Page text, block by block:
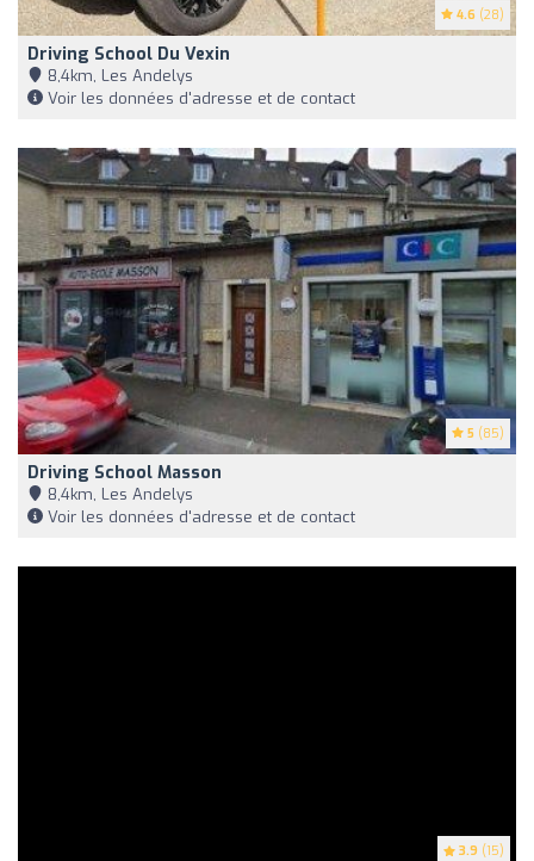
4.6 (28)
Driving School Du Vexin
8,4km, Les Andelys
Voir les données d'adresse et de contact
5 (85)
Driving School Masson
8,4km, Les Andelys
Voir les données d'adresse et de contact
3.9 (15)